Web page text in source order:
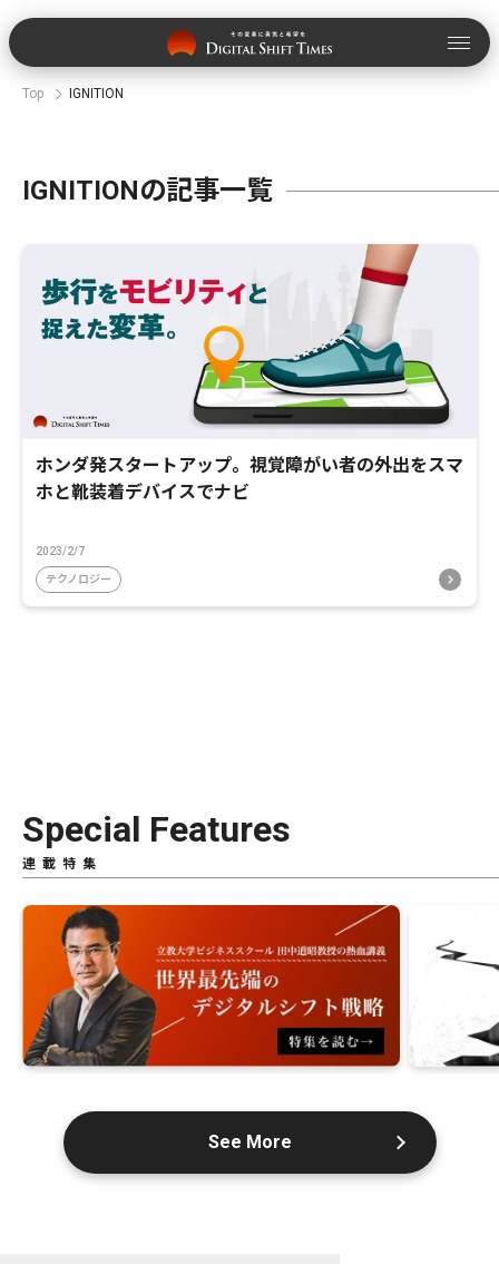
Top IGNITION
IGNITIONの記事一覧
ホンダ発スタートアップ。視覚障がい者の外出をスマ
ホと靴装着デバイスでナビ
2023/2/7
テクノロジー
Special Features
連載特集
See More